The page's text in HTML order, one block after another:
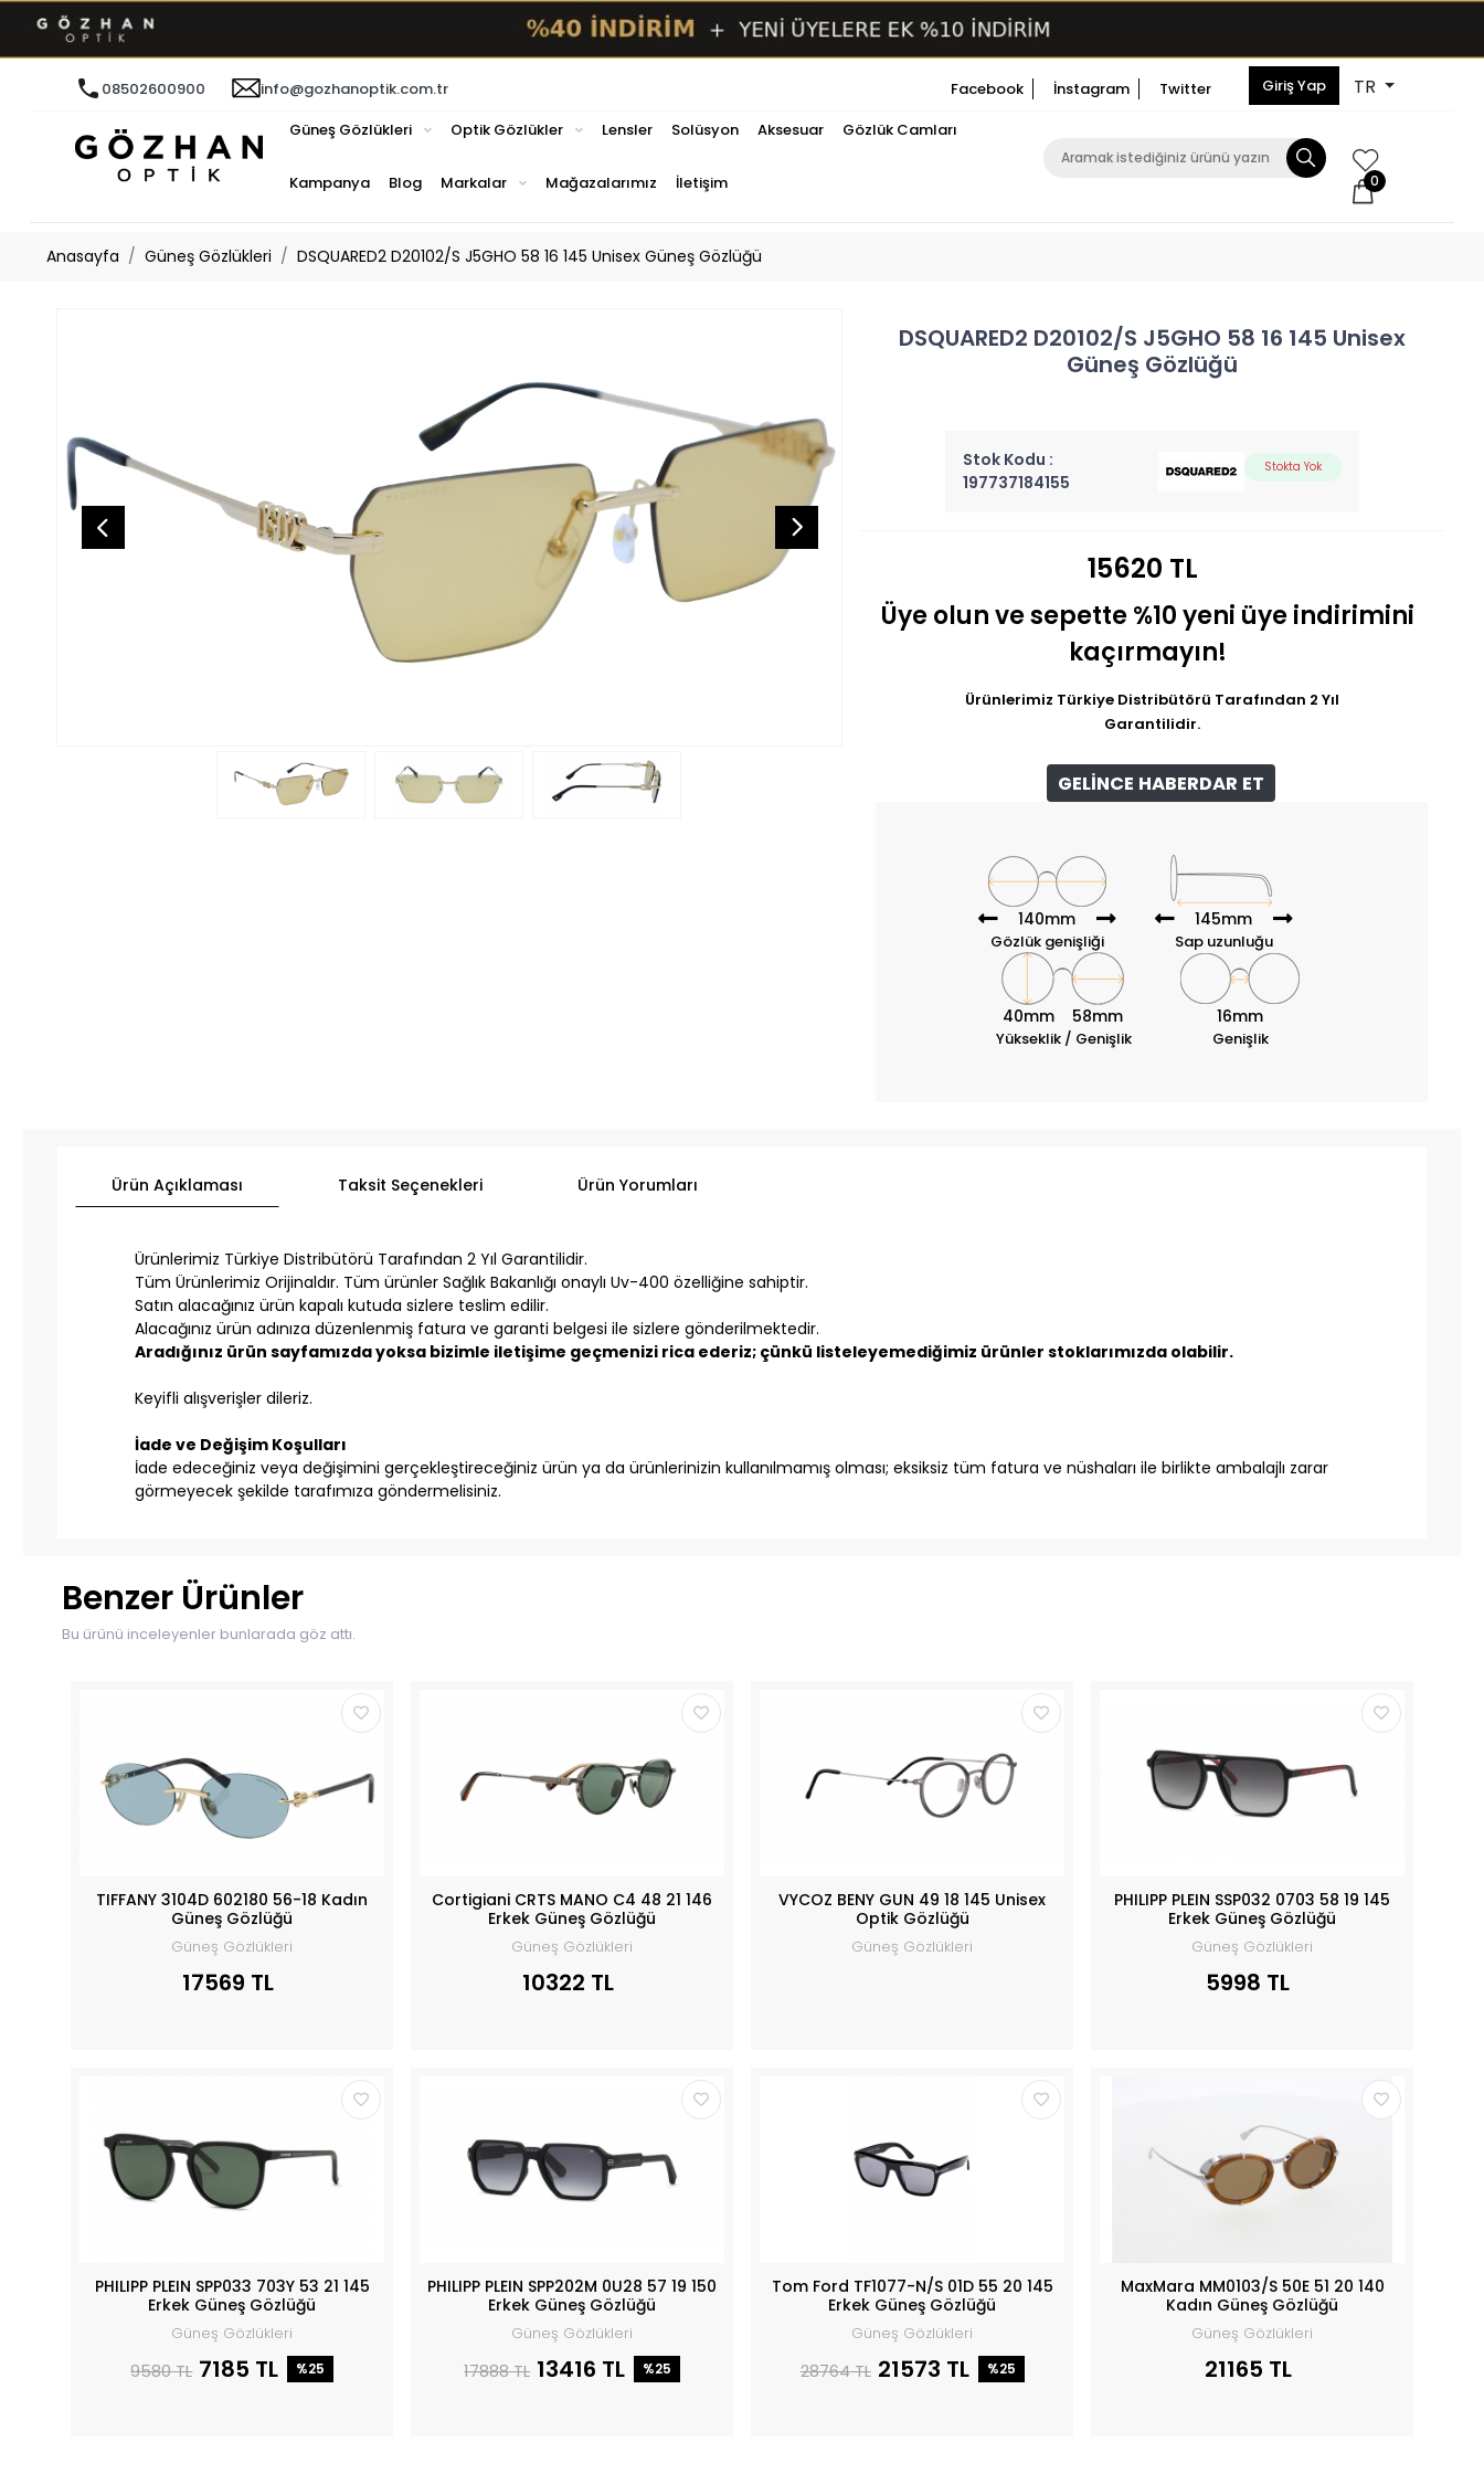
08502600900 info@gozhanoptik.com.tr Facebook İnstagram Twitter Giriş Yap TR
Güneş Gözlükleri Optik Gözlükler Lensler Solüsyon Aksesuar Gözlük Camları
Kampanya Blog Markalar Mağazalarımız İletişim 0
Anasayfa Güneş Gözlükleri DSQUARED2 D20102/S J5GHO 58 16 145 Unisex Güneş Gözlüğü
DSQUARED2 D20102/S J5GHO 58 16 145 Unisex
Güneş Gözlüğü
Stok Kodu :
197737184155
Stokta Yok
15620 TL
Üye olun ve sepette %10 yeni üye indirimini
kaçırmayın!
Ürünlerimiz Türkiye Distribütörü Tarafından 2 Yıl
Garantilidir.
GELİNCE HABERDAR ET
140mm
Gözlük genişliği
145mm
Sap uzunluğu
40mm 58mm
Yükseklik / Genişlik
16mm
Genişlik
Ürün Açıklaması Taksit Seçenekleri Ürün Yorumları
Ürünlerimiz Türkiye Distribütörü Tarafından 2 Yıl Garantilidir.
Tüm Ürünlerimiz Orijinaldır. Tüm ürünler Sağlık Bakanlığı onaylı Uv-400 özelliğine sahiptir.
Satın alacağınız ürün kapalı kutuda sizlere teslim edilir.
Alacağınız ürün adınıza düzenlenmiş fatura ve garanti belgesi ile sizlere gönderilmektedir.
Aradığınız ürün sayfamızda yoksa bizimle iletişime geçmenizi rica ederiz; çünkü listeleyemediğimiz ürünler stoklarımızda olabilir.
Keyifli alışverişler dileriz.
İade ve Değişim Koşulları
İade edeceğiniz veya değişimini gerçekleştireceğiniz ürün ya da ürünlerinizin kullanılmamış olması; eksiksiz tüm fatura ve nüshaları ile birlikte ambalajlı zarar
görmeyecek şekilde tarafımıza göndermelisiniz.
Benzer Ürünler
Bu ürünü inceleyenler bunlarada göz attı.
TIFFANY 3104D 602180 56-18 Kadın
Güneş Gözlüğü
Güneş Gözlükleri
17569 TL
Cortigiani CRTS MANO C4 48 21 146
Erkek Güneş Gözlüğü
Güneş Gözlükleri
10322 TL
VYCOZ BENY GUN 49 18 145 Unisex
Optik Gözlüğü
Güneş Gözlükleri
PHILIPP PLEIN SSP032 0703 58 19 145
Erkek Güneş Gözlüğü
Güneş Gözlükleri
5998 TL
PHILIPP PLEIN SPP033 703Y 53 21 145
Erkek Güneş Gözlüğü
Güneş Gözlükleri
9580 TL 7185 TL %25
PHILIPP PLEIN SPP202M 0U28 57 19 150
Erkek Güneş Gözlüğü
Güneş Gözlükleri
17888 TL 13416 TL %25
Tom Ford TF1077-N/S 01D 55 20 145
Erkek Güneş Gözlüğü
Güneş Gözlükleri
28764 TL 21573 TL %25
MaxMara MM0103/S 50E 51 20 140
Kadın Güneş Gözlüğü
Güneş Gözlükleri
21165 TL